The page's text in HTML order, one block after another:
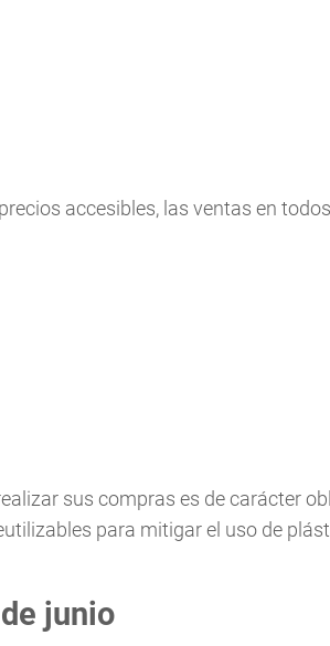
accesibles, las ventas en
sus compras es de carácter
para mitigar el uso de
junio